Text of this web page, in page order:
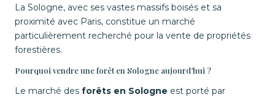
La Sologne, avec ses vastes massifs boisés et sa
proximité avec Paris, constitue un marché
particulièrement recherché pour la vente de propriétés
forestières.
Pourquoi vendre une forêt en Sologne aujourd’hui ?
Le marché des forêts en Sologne est porté par